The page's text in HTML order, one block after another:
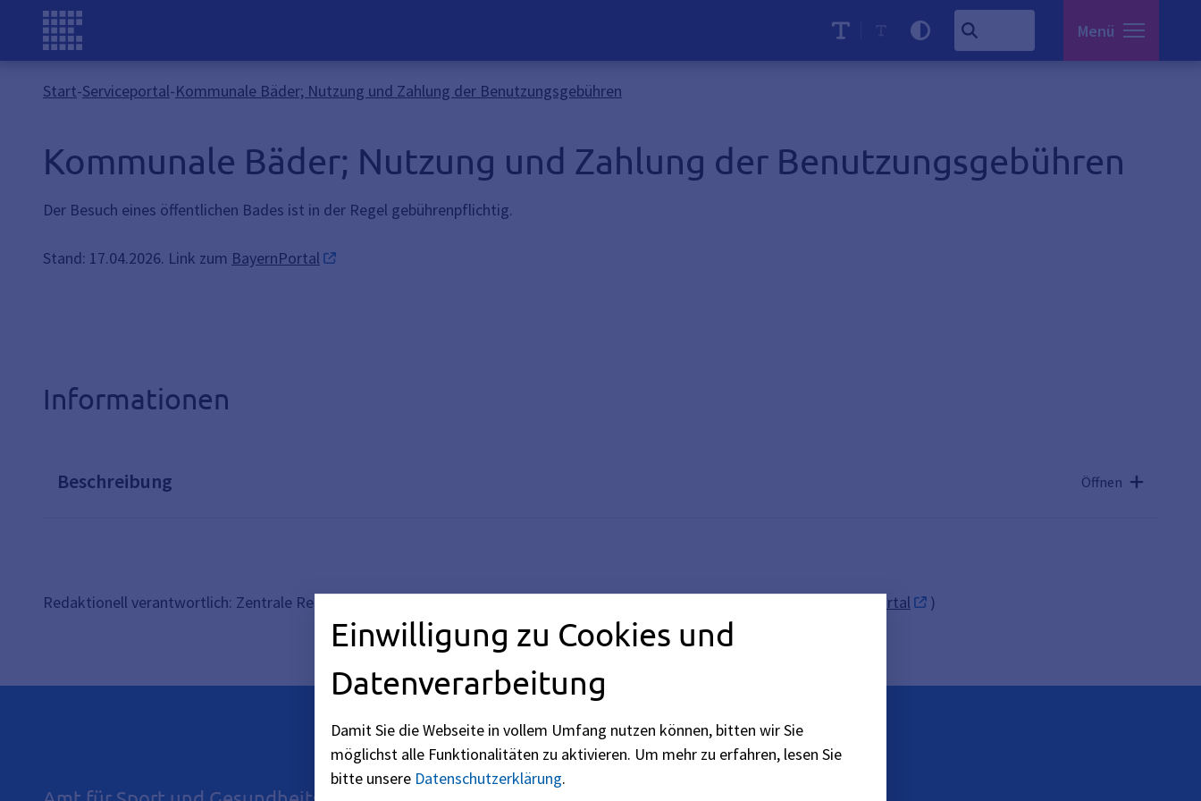
Menü
Start-Serviceportal-Kommunale Bäder; Nutzung und Zahlung der Benutzungsgebühren
Kommunale Bäder; Nutzung und Zahlung der Benutzungsgebühren
Der Besuch eines öffentlichen Bades ist in der Regel gebührenpflichtig.
Stand: 17.04.2026. Link zum BayernPortal
Informationen
Beschreibung Öffnen
Redaktionell verantwortlich: Zentrale Redaktion BayernPortal im Bayerischen Staatsministerium für Digitales (siehe BayernPortal )
Einwilligung zu Cookies und
Datenverarbeitung
Damit Sie die Webseite in vollem Umfang nutzen können, bitten wir Sie
möglichst alle Funktionalitäten zu aktivieren. Um mehr zu erfahren, lesen Sie
bitte unsere Datenschutzerklärung.